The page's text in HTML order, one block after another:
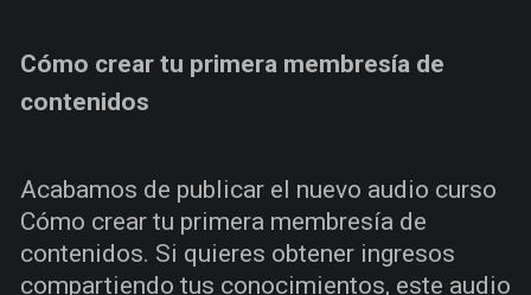
Cómo crear tu primera membresía de
contenidos
Acabamos de publicar el nuevo audio curso
Cómo crear tu primera membresía de
contenidos. Si quieres obtener ingresos
compartiendo tus conocimientos, este audio